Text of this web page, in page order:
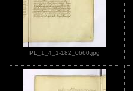
PL_1_4_1-182_0660.jpg